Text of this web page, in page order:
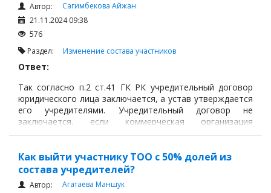
Автор:
Сагимбекова Айжан
21.11.2024 09:38
576
Раздел: Изменение состава участников
Ответ:
Так согласно п.2 ст.41 ГК РК учредительный договор
юридического лица заключается, а устав утверждается
его учредителями. Учредительный договор не
заключается, если коммерческая организация
учреждается одним лицом.
Как выйти участнику ТОО с 50% долей из
состава учредителей?
Автор:
Агатаева Маншук